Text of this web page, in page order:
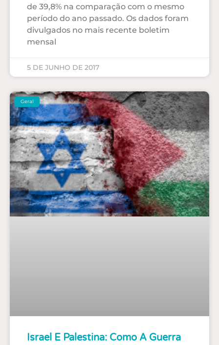
de 39,8% na comparação com o mesmo
período do ano passado. Os dados foram
divulgados no mais recente boletim
mensal
5 DE JUNHO DE 2017
Geral
Israel E Palestina: Como A Guerra